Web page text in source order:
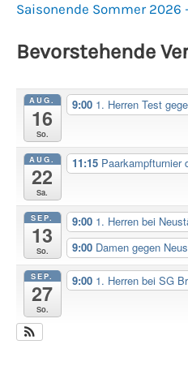
Saisonende Sommer 2026
Bevorstehende
AUG.
16
So.
9:00 1. Herren Test
AUG.
22
Sa.
11:15 Paarkampfturnier
SEP.
13
So.
9:00 1. Herren bei
9:00 Damen gegen
SEP.
27
So.
9:00 1. Herren bei SG